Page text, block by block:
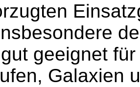
geeignet
Galaxien